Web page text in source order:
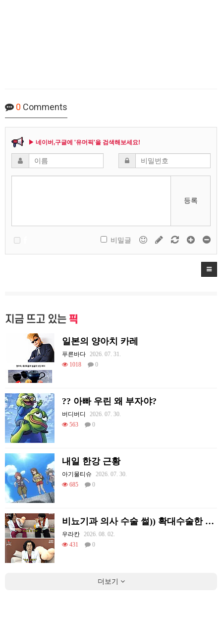
0 Comments
▶ 네이버,구글에 '유머픽'을 검색해보세요!
등록
비밀글
지금 뜨고 있는 픽
일본의 양아치 카레
푸른바다
2026. 07. 31.
1018
0
?? 아빠 우린 왜 부자야?
버디버디
2026. 07. 30.
563
0
내일 한강 근황
아기물티슈
2026. 07. 30.
685
0
비뇨기과 의사 수술 썰)) 확대수술한 여러 셀럽들
우라칸
2026. 08. 02.
431
0
더보기